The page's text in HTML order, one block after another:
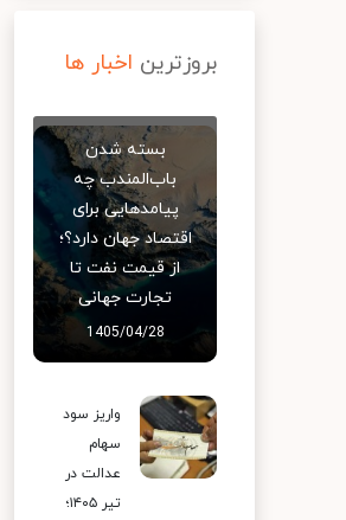
بروزترین اخبار ها
بسته شدن
باب‌المندب چه
پیامدهایی برای
اقتصاد جهان دارد؟؛
از قیمت نفت تا
تجارت جهانی
1405/04/28
واریز سود
سهام
عدالت در
تیر ۱۴۰۵؛